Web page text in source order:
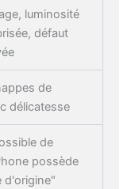
luminosité
défaut
de
délicatesse
de
possède
d'origine"